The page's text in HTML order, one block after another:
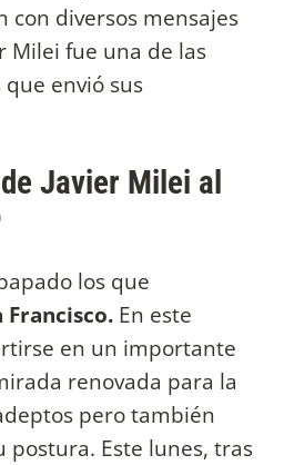
con diversos mensajes
Milei fue una de las
envió sus
Javier Milei al
los que
Francisco. En este
en un importante
renovada para la
pero también
postura. Este lunes, tras